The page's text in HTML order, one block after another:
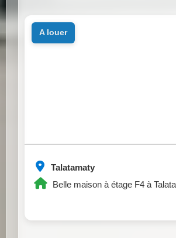
Talatamaty
Belle maison à étage F4 à
a louer